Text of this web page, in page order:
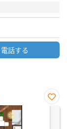
電話する
お気